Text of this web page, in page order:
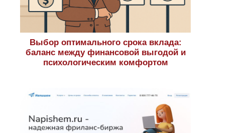
Выбор оптимального срока вклада:
баланс между финансовой выгодой и
психологическим комфортом